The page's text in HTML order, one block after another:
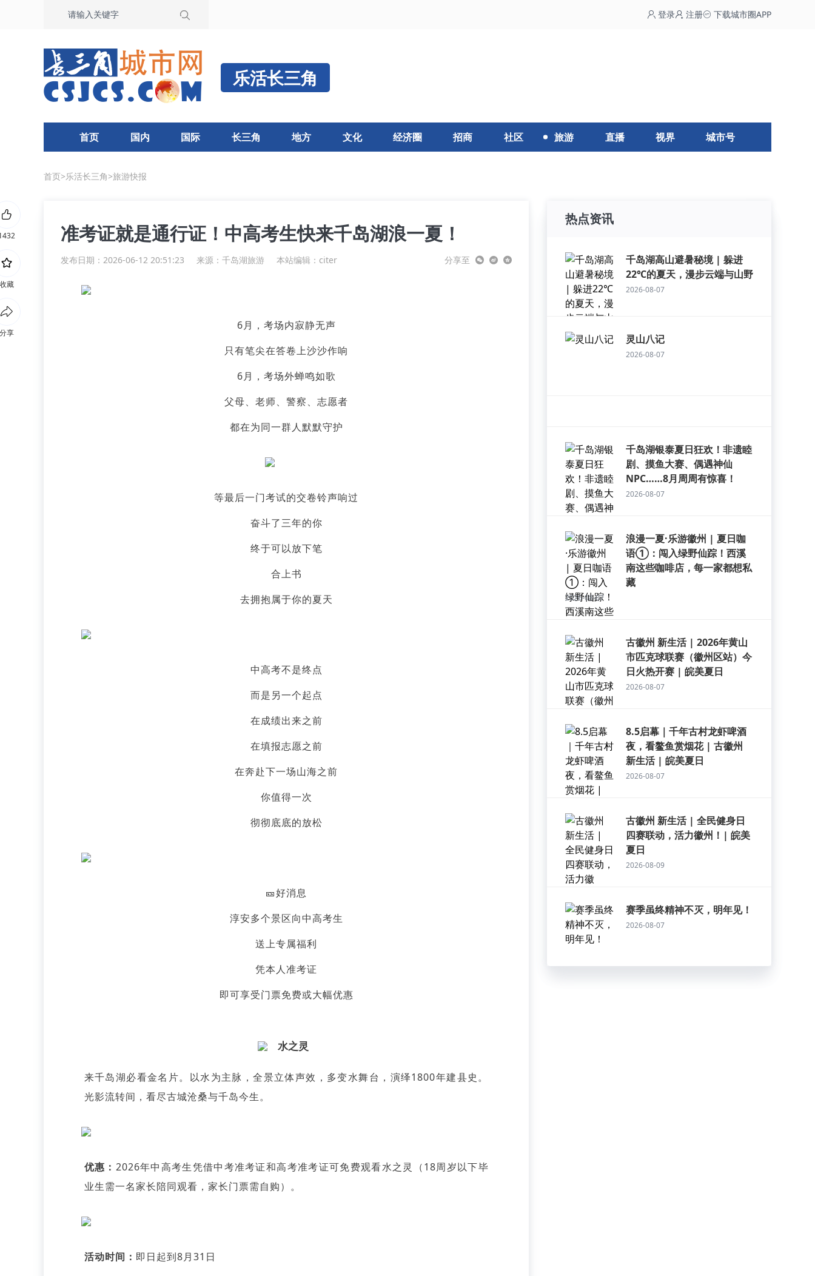
登录 注册 下载城市圈APP
乐活长三角
首页 国内 国际 长三角 地方 文化 经济圈 招商 社区 旅游 直播 视界 城市号
首页>乐活长三角>旅游快报
准考证就是通行证！中高考生快来千岛湖浪一夏！
发布日期：2026-06-12 20:51:23 来源： 千岛湖旅游 本站编辑：citer 分享至
6月，考场内寂静无声
只有笔尖在答卷上沙沙作响
6月，考场外蝉鸣如歌
父母、老师、警察、志愿者
都在为同一群人默默守护
等最后一门考试的交卷铃声响过
奋斗了三年的你
终于可以放下笔
合上书
去拥抱属于你的夏天
中高考不是终点
而是另一个起点
在成绩出来之前
在填报志愿之前
在奔赴下一场山海之前
你值得一次
彻彻底底的放松
🎫好消息
淳安多个景区向中高考生
送上专属福利
凭本人准考证
即可享受门票免费或大幅优惠
水之灵
来千岛湖必看金名片。以水为主脉，全景立体声效，多变水舞台，演绎1800年建县史。
光影流转间，看尽古城沧桑与千岛今生。
优惠： 2026年中高考生凭借中考准考证和高考准考证可免费观看水之灵（18周岁以下毕
业生需一名家长陪同观看，家长门票需自购）。
活动时间： 即日起到8月31日
热点资讯
千岛湖高山避暑秘境 | 躲进
22℃的夏天，漫步云端与山野
2026-08-07
灵山八记
2026-08-07
千岛湖银泰夏日狂欢！非遗睦
剧、摸鱼大赛、偶遇神仙
NPC……8月周周有惊喜！
2026-08-07
浪漫一夏·乐游徽州 | 夏日咖
语①：闯入绿野仙踪！西溪
南这些咖啡店，每一家都想私
藏
2026-08-07
古徽州 新生活 | 2026年黄山
市匹克球联赛（徽州区站）今
日火热开赛 | 皖美夏日
2026-08-07
8.5启幕｜千年古村龙虾啤酒
夜，看鳌鱼赏烟花 | 古徽州
新生活 | 皖美夏日
2026-08-07
古徽州 新生活 | 全民健身日
四赛联动，活力徽州！| 皖美
夏日
2026-08-09
赛季虽终精神不灭，明年见！
2026-08-07
收藏
分享